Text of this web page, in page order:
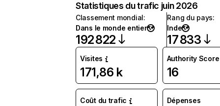
Statistiques du trafic juin 2026
Classement mondial:
Dans le monde entier
192 822
Rang du pays:
Inde
17 833
Visites
171,86 k
Authority Score
16
Coût du trafic
Dépenses